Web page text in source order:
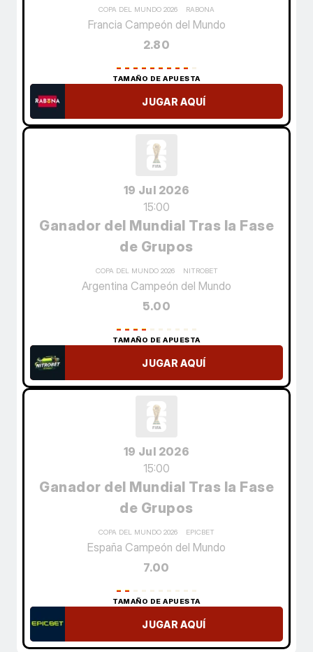
COPA DEL MUNDO 2026 RABONA
Francia Campeón del Mundo
2.80
TAMAÑO DE APUESTA
JUGAR AQUÍ
19 Jul 2026
15:00
Ganador del Mundial Tras la Fase
de Grupos
COPA DEL MUNDO 2026 NITROBET
Argentina Campeón del Mundo
5.00
TAMAÑO DE APUESTA
JUGAR AQUÍ
19 Jul 2026
15:00
Ganador del Mundial Tras la Fase
de Grupos
COPA DEL MUNDO 2026 EPICBET
España Campeón del Mundo
7.00
TAMAÑO DE APUESTA
JUGAR AQUÍ